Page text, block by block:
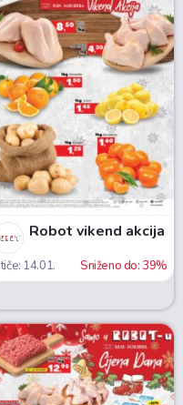
Robot vikend akcija
14.01. Sniženo do: 39%